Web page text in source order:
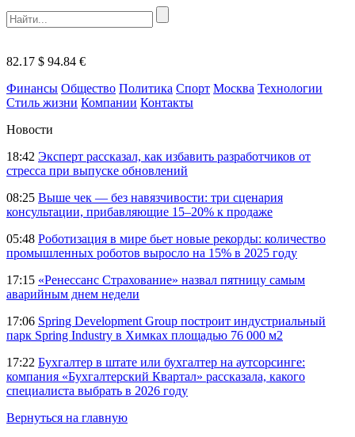
82.17 $ 94.84 €
Финансы Общество Политика Спорт Москва Технологии
Стиль жизни Компании Контакты
Новости
18:42 Эксперт рассказал, как избавить разработчиков от
стресса при выпуске обновлений
08:25 Выше чек — без навязчивости: три сценария
консультации, прибавляющие 15–20% к продаже
05:48 Роботизация в мире бьет новые рекорды: количество
промышленных роботов выросло на 15% в 2025 году
17:15 «Ренессанс Страхование» назвал пятницу самым
аварийным днем недели
17:06 Spring Development Group построит индустриальный
парк Spring Industry в Химках площадью 76 000 м2
17:22 Бухгалтер в штате или бухгалтер на аутсорсинге:
компания «Бухгалтерский Квартал» рассказала, какого
специалиста выбрать в 2026 году
Вернуться на главную